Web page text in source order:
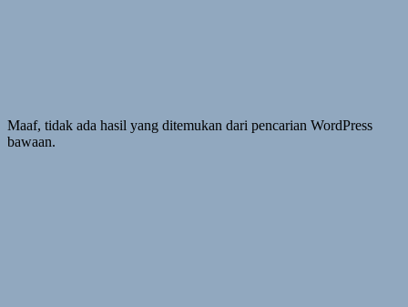
Maaf, tidak ada hasil yang ditemukan dari pencarian WordPress
bawaan.